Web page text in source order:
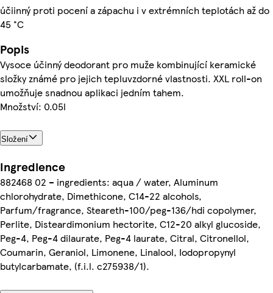
účiinný proti pocení a zápachu i v extrémních teplotách až do
45 °C
Popis
Vysoce účinný deodorant pro muže kombinující keramické
složky známé pro jejich tepluvzdorné vlastnosti. XXL roll-on
umožňuje snadnou aplikaci jedním tahem.
Množství: 0.05l
Složení
Ingredience
882468 02 – ingredients: aqua / water, Aluminum
chlorohydrate, Dimethicone, C14-22 alcohols,
Parfum/fragrance, Steareth-100/peg-136/hdi copolymer,
Perlite, Disteardimonium hectorite, C12-20 alkyl glucoside,
Peg-4, Peg-4 dilaurate, Peg-4 laurate, Citral, Citronellol,
Coumarin, Geraniol, Limonene, Linalool, Iodopropynyl
butylcarbamate, (f.i.l. c275938/1).